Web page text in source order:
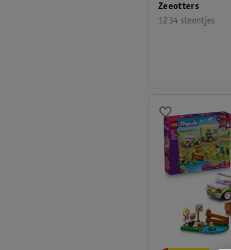
Zeeotters
1234 steentjes